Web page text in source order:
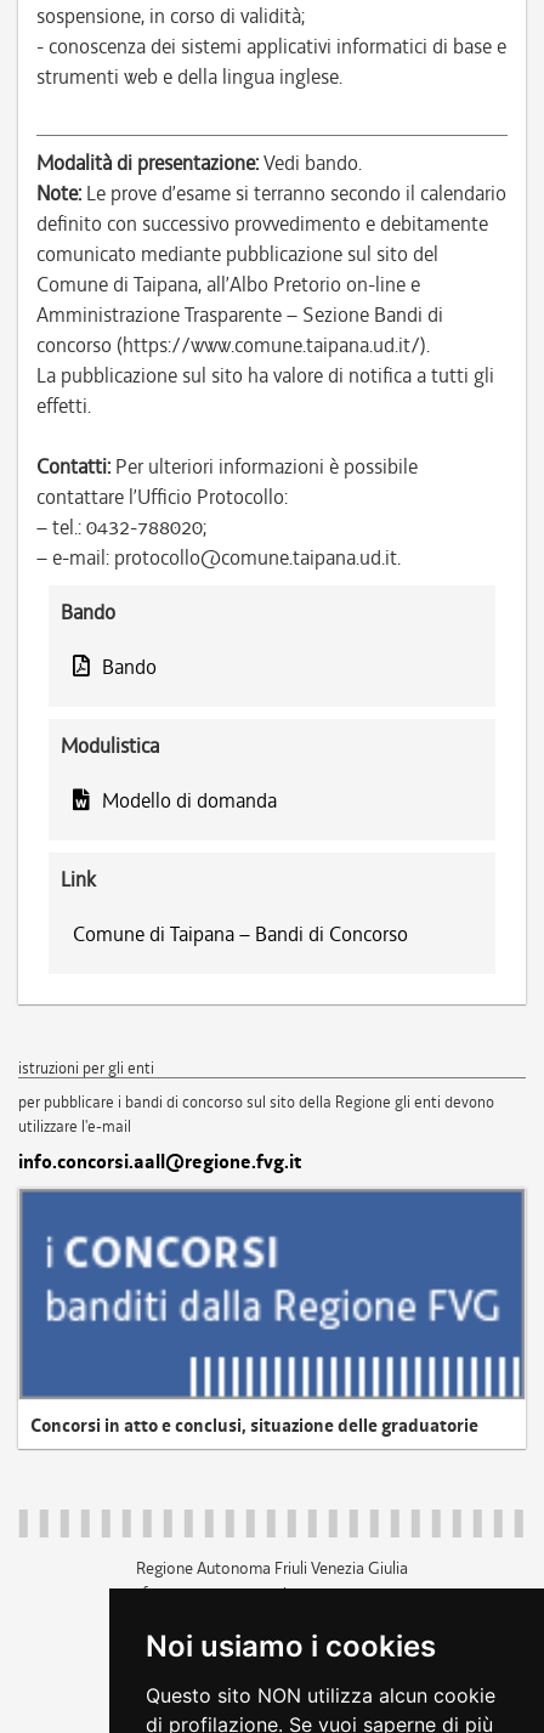
Noi usiamo i cookies
Questo sito NON utilizza alcun cookie
di profilazione. Se vuoi saperne di più
sospensione, in corso di validità;
- conoscenza dei sistemi applicativi informatici di base e
strumenti web e della lingua inglese.
Modalità di presentazione:Vedi bando.
Note: Le prove d’esame si terranno secondo il calendario
definito con successivo provvedimento e debitamente
comunicato mediante pubblicazione sul sito del
Comune di Taipana, all’Albo Pretorio on-line e
Amministrazione Trasparente – Sezione Bandi di
concorso (https://www.comune.taipana.ud.it/).
La pubblicazione sul sito ha valore di notifica a tutti gli
effetti.
Contatti: Per ulteriori informazioni è possibile
contattare l’Ufficio Protocollo:
– tel.: 0432-788020;
– e-mail: protocollo@comune.taipana.ud.it.
Bando
Bando
Modulistica
Modello di domanda
Link
Comune di Taipana – Bandi di Concorso
istruzioni per gli enti
per pubblicare i bandi di concorso sul sito della Regione gli enti devono
utilizzare l'e-mail
info.concorsi.aall@regione.fvg.it
Concorsi in atto e conclusi, situazione delle graduatorie
Regione Autonoma Friuli Venezia Giulia
c.f. 80014930327; p.iva 00526040324
+39 040 3771111
amministrazione trasparente